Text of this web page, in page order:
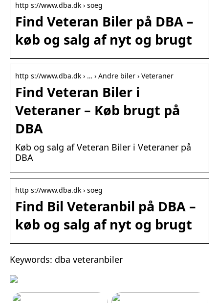
http s://www.dba.dk › soeg
Find Veteran Biler på DBA –
køb og salg af nyt og brugt
http s://www.dba.dk › … › Andre biler › Veteraner
Find Veteran Biler i
Veteraner – Køb brugt på
DBA
Køb og salg af Veteran Biler i Veteraner på
DBA
http s://www.dba.dk › soeg
Find Bil Veteranbil på DBA –
køb og salg af nyt og brugt
Keywords: dba veteranbiler